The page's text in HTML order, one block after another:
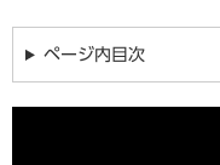
ページ内目次